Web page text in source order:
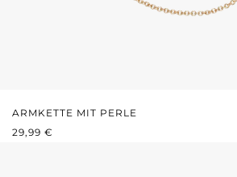
ARMKETTE MIT PERLE
REGULÄRER PREIS:
29,99 €